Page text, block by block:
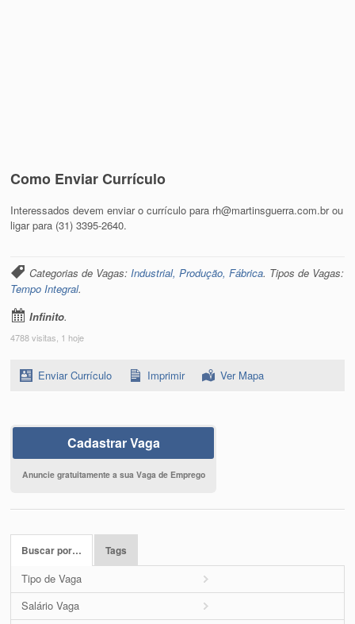
Como Enviar Currículo
Interessados devem enviar o currículo para rh@martinsguerra.com.br ou
ligar para (31) 3395-2640.
Categorias de Vagas:Industrial, Produção, Fábrica. Tipos de Vagas:
Tempo Integral.
Infinito.
4788 visitas, 1 hoje
Enviar Currículo Imprimir Ver Mapa
Cadastrar Vaga
Anuncie gratuitamente a sua Vaga de Emprego
Buscar por… Tags
Tipo de Vaga
Salário Vaga